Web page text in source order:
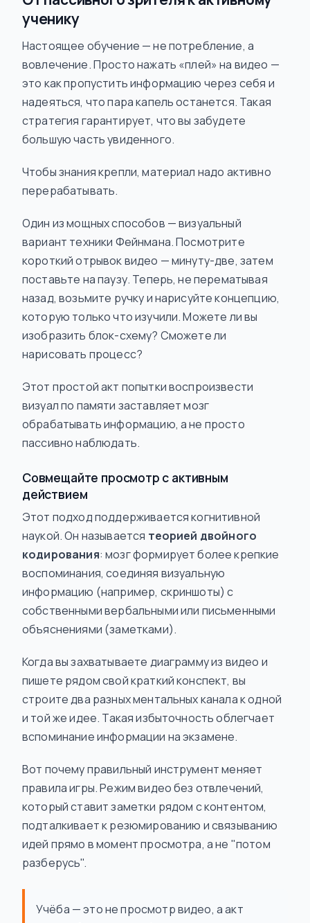
ученику
Настоящее обучение — не потребление, а
вовлечение. Просто нажать «плей» на видео —
это как пропустить информацию через себя и
надеяться, что пара капель останется. Такая
стратегия гарантирует, что вы забудете
большую часть увиденного.
Чтобы знания крепли, материал надо активно
перерабатывать.
Один из мощных способов — визуальный
вариант техники Фейнмана. Посмотрите
короткий отрывок видео — минуту-две, затем
поставьте на паузу. Теперь, не перематывая
назад, возьмите ручку и нарисуйте концепцию,
которую только что изучили. Можете ли вы
изобразить блок-схему? Сможете ли
нарисовать процесс?
Этот простой акт попытки воспроизвести
визуал по памяти заставляет мозг
обрабатыватьинформацию, а не просто
пассивно наблюдать.
Совмещайте просмотр с активным
действием
Этот подход поддерживается когнитивной
наукой. Он называется теорией двойного
кодирования: мозг формирует более крепкие
воспоминания, соединяя визуальную
информацию (например, скриншоты) с
собственными вербальными или письменными
объяснениями (заметками).
Когда вы захватываете диаграмму из видео и
пишете рядом свой краткий конспект, вы
строите два разных ментальных канала к одной
и той же идее. Такая избыточность облегчает
вспоминание информации на экзамене.
Вот почему правильный инструмент меняет
правила игры. Режим видео без отвлечений,
который ставит заметки рядом с контентом,
подталкивает к резюмированию и связыванию
идей прямо в момент просмотра, а не "потом
разберусь".
Учёба — это не просмотр видео, а акт